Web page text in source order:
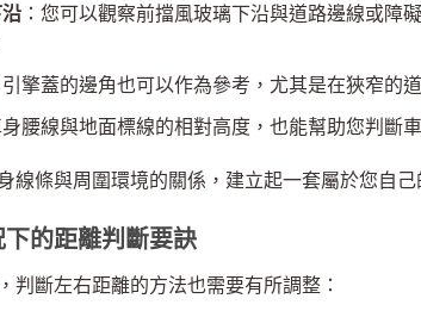
：您可以觀察前擋風玻璃下沿與道路邊線或障
引擎蓋的邊角也可以作為參考，尤其是在狹窄的
腰線與地面標線的相對高度，也能幫助您判斷
線條與周圍環境的關係，建立起一套屬於您自己
的距離判斷要訣
判斷左右距離的方法也需要有所調整：